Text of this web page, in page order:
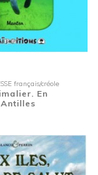
français/créole
En